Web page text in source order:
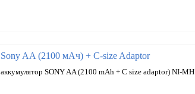
Sony AA (2100 мАч) + C-size Adaptor
аккумулятор SONY AA (2100 mAh + C size adaptor) NI-MH